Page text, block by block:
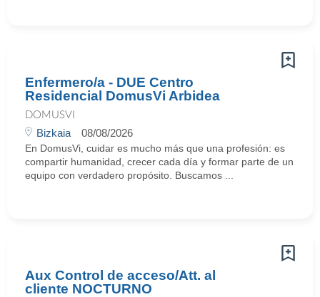
Enfermero/a - DUE Centro
Residencial DomusVi Arbidea
DOMUSVI
Bizkaia 08/08/2026
En DomusVi, cuidar es mucho más que una profesión: es
compartir humanidad, crecer cada día y formar parte de un
equipo con verdadero propósito. Buscamos ...
Aux Control de acceso/Att. al
cliente NOCTURNO